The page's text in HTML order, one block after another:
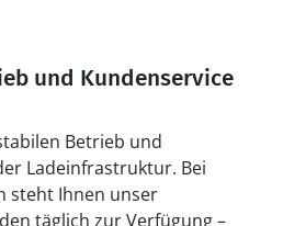
und Kundenservice
Betrieb und
Ladeinfrastruktur. Bei
steht Ihnen unser
täglich zur Verfügung –